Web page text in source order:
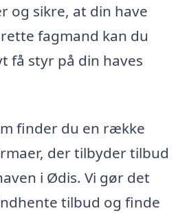
og sikre, at din have
fagmand kan du
få styr på din haves
finder du en række
der tilbyder tilbud
i Ødis. Vi gør det
tilbud og finde